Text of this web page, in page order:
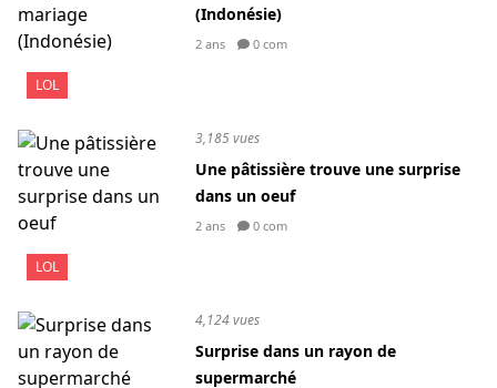
LOL
(Indonésie)
2 ans 0 com
LOL
3,185 vues
Une pâtissière trouve une surprise
dans un oeuf
2 ans 0 com
4,124 vues
Surprise dans un rayon de
supermarché